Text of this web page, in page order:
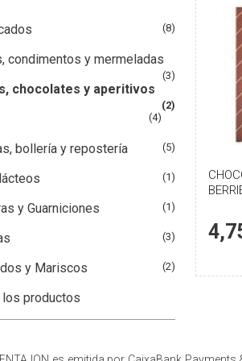
(8)
condimentos y mermeladas
(3)
chocolates y aperitivos
(2)
(4)
bollería y repostería (5)
(1)
y Guarniciones (1)
(3)
y Mariscos (2)
productos